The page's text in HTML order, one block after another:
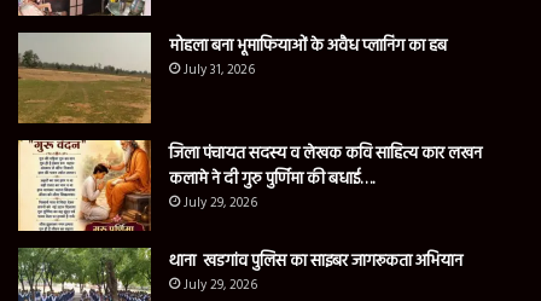
मोहला बना भूमाफियाओं के अवैध प्लानिंग का हब
July 31, 2026
जिला पंचायत सदस्य व लेखक कवि साहित्य कार लखन
कलामे ने दी गुरु पुर्णिमा की बधाई….
July 29, 2026
थाना खडगांव पुलिस का साइबर जागरूकता अभियान
July 29, 2026